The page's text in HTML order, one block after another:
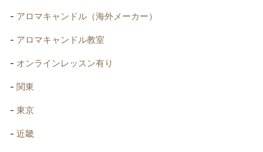
アロマキャンドル（海外メーカー）
アロマキャンドル教室
オンラインレッスン有り
関東
東京
近畿